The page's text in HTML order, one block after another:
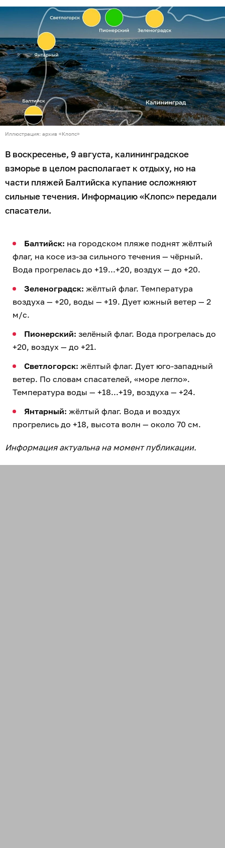
Иллюстрация: архив «Клопс»
В воскресенье, 9 августа, калининградское
взморье в целом располагает к отдыху, но на
части пляжей Балтийска купание осложняют
сильные течения. Информацию «Клопс» передали
спасатели.
Балтийск: на городском пляже поднят жёлтый
флаг, на косе из-за сильного течения — чёрный.
Вода прогрелась до +19...+20, воздух — до +20.
Зеленоградск: жёлтый флаг. Температура
воздуха — +20, воды — +19. Дует южный ветер — 2
м/с.
Пионерский: зелёный флаг. Вода прогрелась до
+20, воздух — до +21.
Светлогорск: жёлтый флаг. Дует юго-западный
ветер. По словам спасателей, «море легло».
Температура воды — +18...+19, воздуха — +24.
Янтарный: жёлтый флаг. Вода и воздух
прогрелись до +18, высота волн — около 70 см.
Информация актуальна на момент публикации.